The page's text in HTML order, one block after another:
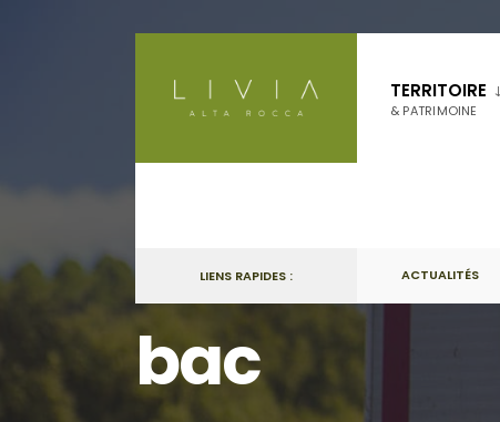
content
TERRITOIRE
& PATRIMOINE
LIENS RAPIDES : ACTUALITÉS
bac